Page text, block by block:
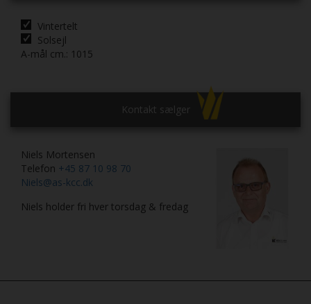
Vintertelt
Solsejl
A-mål cm.: 1015
Kontakt sælger
Niels Mortensen
Telefon +45 87 10 98 70
Niels@as-kcc.dk
Niels holder fri hver torsdag & fredag